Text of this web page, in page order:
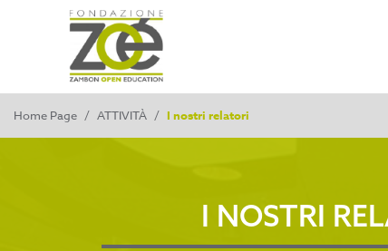
Home Page / ATTIVITÀ / I nostri relatori
I NOSTRI